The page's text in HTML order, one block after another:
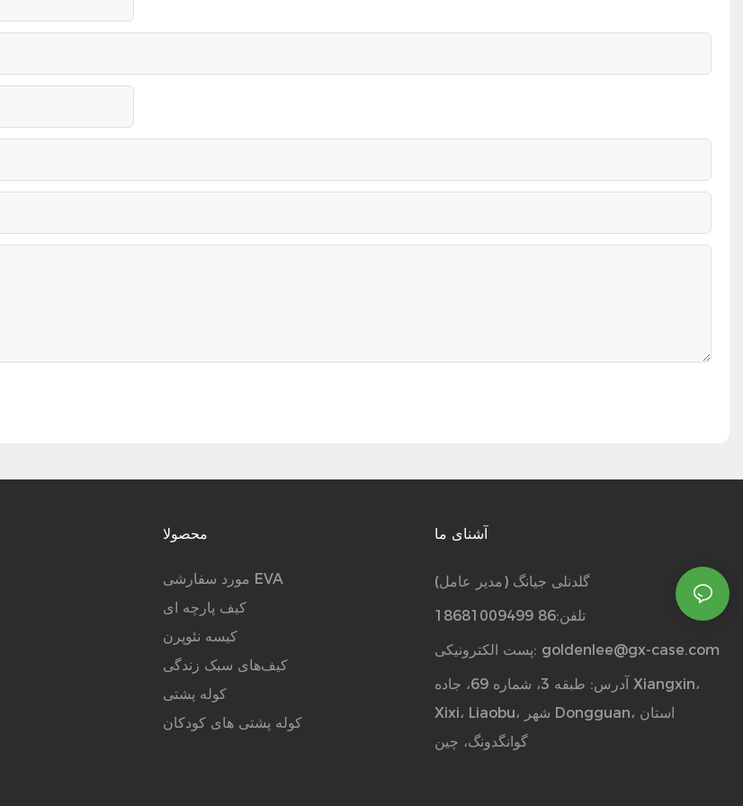
محصولا
مورد سفارشی EVA
کیف پارچه ای
کیسه نئوپرن
کیف‌های سبک زندگی
کوله پشتی
کوله پشتی های کودکان
آشنای ما
گلدنلی جیانگ (مدیر عامل)
تلفن:86 18681009499
پست الکترونیکی: goldenlee@gx-case.com
آدرس: طبقه 3، شماره 69، جاده Xiangxin،
Xixi، Liaobu، شهر Dongguan، استان
گوانگدونگ، چین